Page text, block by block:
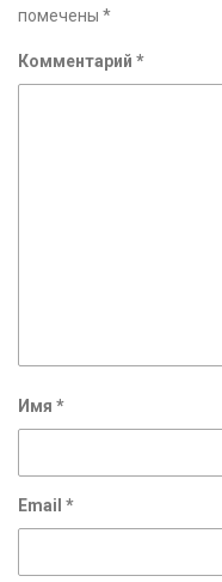
помечены *
Комментарий *
Имя *
Email *